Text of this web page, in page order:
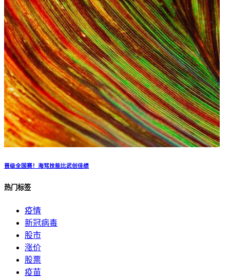
晋级全国赛！海驾技能比武创佳绩
热门标签
疫情
新冠病毒
股市
涨价
股票
疫苗